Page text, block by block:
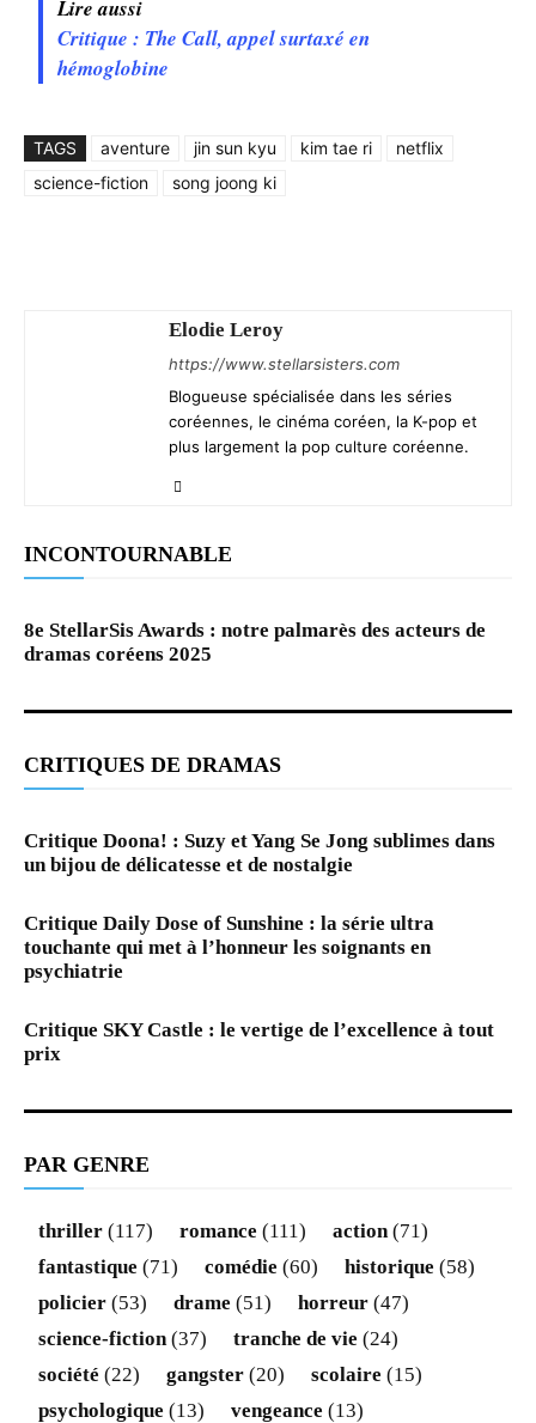
Lire aussi
Critique : The Call, appel surtaxé en
hémoglobine
TAGS aventure jin sun kyu kim tae ri
netflix
science-fiction
song joong ki
Elodie Leroy
https://www.stellarsisters.com
Blogueuse spécialisée dans les séries
coréennes, le cinéma coréen, la K-pop et
plus largement la pop culture coréenne.
INCONTOURNABLE
8e StellarSis Awards : notre palmarès des acteurs de
dramas coréens 2025
CRITIQUES DE DRAMAS
Critique Doona! : Suzy et Yang Se Jong sublimes dans
un bijou de délicatesse et de nostalgie
Critique Daily Dose of Sunshine : la série ultra
touchante qui met à l’honneur les soignants en
psychiatrie
Critique SKY Castle : le vertige de l’excellence à tout
prix
PAR GENRE
thriller (117) romance (111) action (71)
fantastique (71) comédie (60) historique (58)
policier (53) drame (51) horreur (47)
science-fiction (37) tranche de vie (24)
société (22) gangster (20) scolaire (15)
psychologique (13) vengeance (13)